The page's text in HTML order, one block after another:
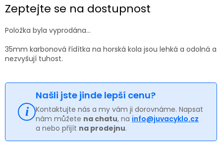
cena:
Zeptejte se na dostupnost
Položka byla vyprodána…
35mm karbonová řídítka na horská kola jsou lehká a odolná a
nezvyšují tuhost.
Našli jste jinde lepší cenu?
Kontaktujte nás a my vám ji dorovnáme. Napsat
nám můžete na chatu, na info@juvacyklo.cz
a nebo přijít na prodejnu.